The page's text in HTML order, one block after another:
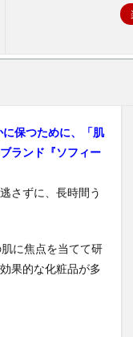
保つために、「肌
ランド『ソフィー
さずに、長時間う
に焦点を当てて研
果的な化粧品が多